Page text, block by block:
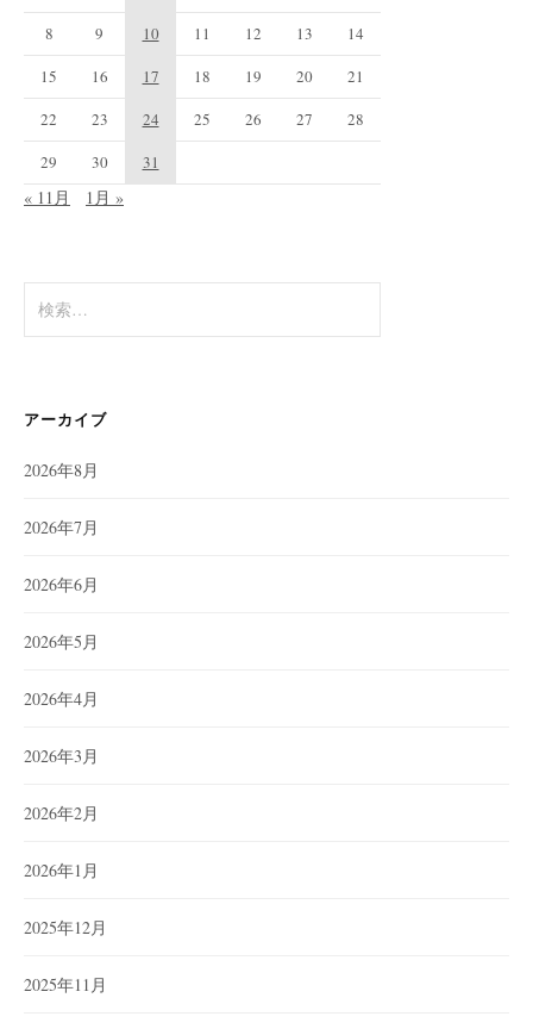
8
9 10 11 12 13
14
15
16 17 18 19 20
21
22
23 24 25 26 27
28
29
30 31
« 11月 1月 »
索:
アーカイブ
2026年8月
2026年7月
2026年6月
2026年5月
2026年4月
2026年3月
2026年2月
2026年1月
2025年12月
2025年11月